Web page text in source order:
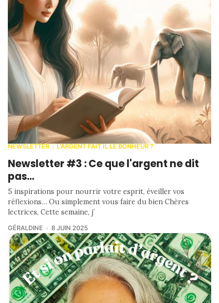
NEWSLETTER / L'ARGENT FAIT IL LE BONHEUR ?
Newsletter #3 : Ce que l'argent ne dit
pas...
5 inspirations pour nourrir votre esprit, éveiller vos
réflexions… Ou simplement vous faire du bien Chères
lectrices, Cette semaine, j’
GÉRALDINE 8 JUIN 2025